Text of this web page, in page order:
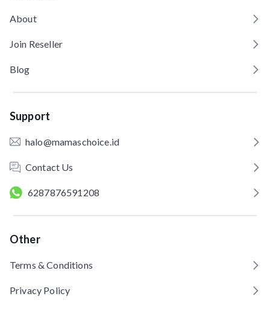
About
Join Reseller
Blog
Support
halo@mamaschoice.id
Contact Us
6287876591208
Other
Terms & Conditions
Privacy Policy